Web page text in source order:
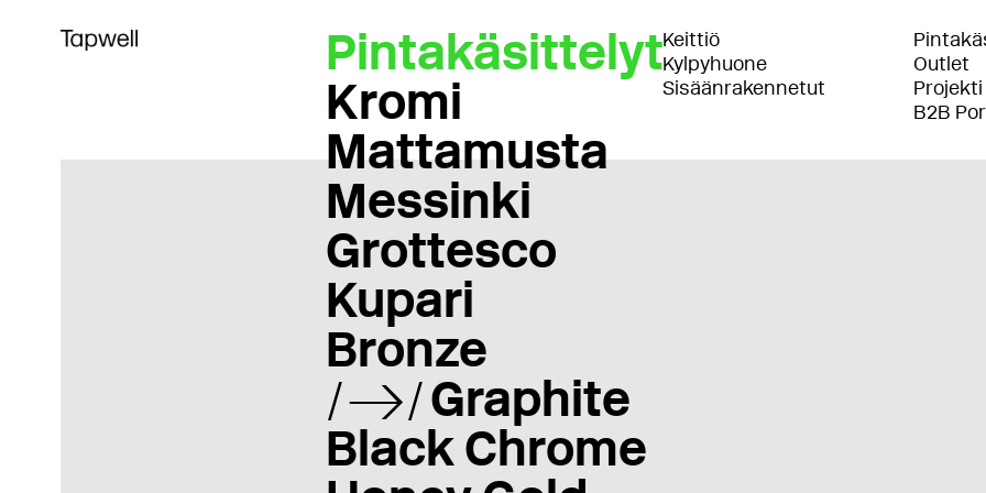
Pintakäsittelyt
Kromi
Mattamusta
Messinki
Grottesco
Kupari
Bronze
Graphite
Black Chrome
Keittiö
Kylpyhuone
Sisäänrakennetut
Outlet
Projekti
B2B